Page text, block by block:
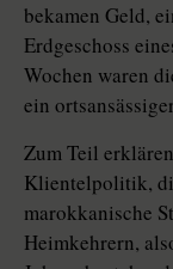
bekamen Geld,
Erdgeschoss
Wochen waren
ein
Zum Teil
Klientelpolitik,
marokkanische
Heimkehrern,